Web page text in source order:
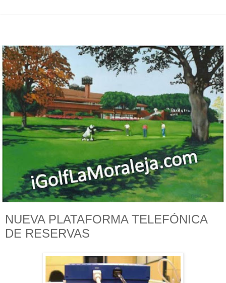
NUEVA PLATAFORMA TELEFÓNICA
DE RESERVAS